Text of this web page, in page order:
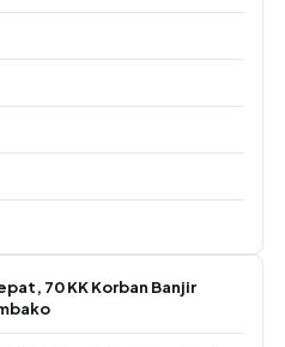
70 KK Korban Banjir